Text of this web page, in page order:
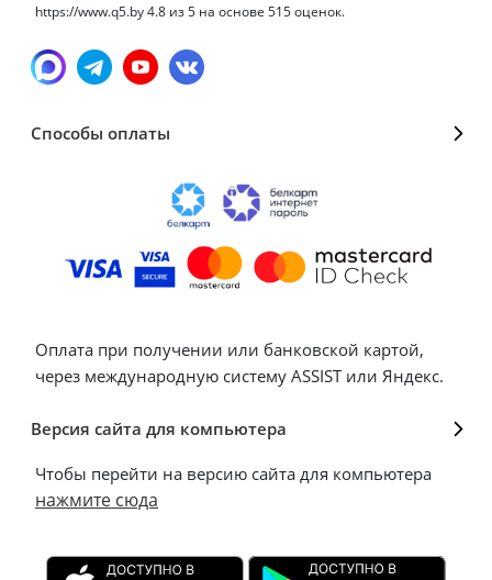
https://www.q5.by4.8 из5 на основе 515оценок.
Способы оплаты
Оплата при получении или банковской картой,
через международную систему ASSIST или Яндекс.
Версия сайта для компьютера
Чтобы перейти на версию сайта для компьютера
нажмите сюда